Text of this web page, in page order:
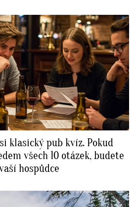
klasický pub kvíz. Pokud
všech 10 otázek, budete
hospůdce